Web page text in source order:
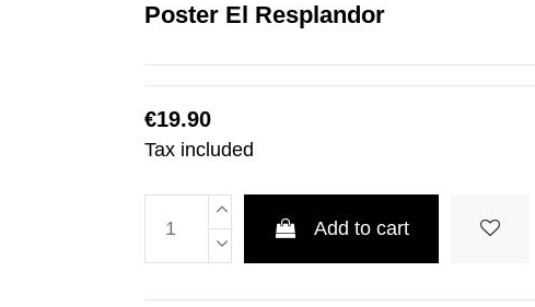
Poster El Resplandor
€19.90
Tax included
Add to cart